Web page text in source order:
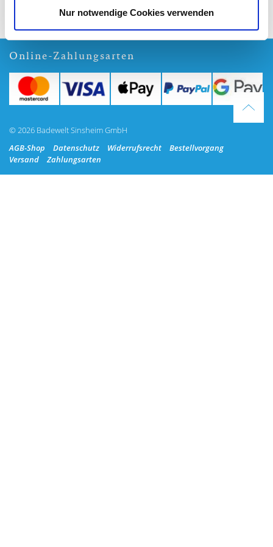
Nur notwendige Cookies verwenden
Online-Zahlungsarten
© 2026 Badewelt Sinsheim GmbH
AGB-Shop
Datenschutz Widerrufsrecht
Bestellvorgang
Versand
Zahlungsarten